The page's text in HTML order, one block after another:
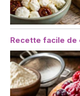
Recette facile de